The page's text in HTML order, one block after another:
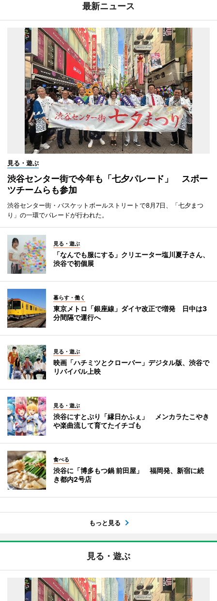
最新ニュース
見る・遊ぶ
渋谷センター街で今年も「七夕パレード」 スポー
ツチームらも参加
渋谷センター街・バスケットボールストリートで8月7日、「七夕まつ
り」の一環でパレードが行われた。
見る・遊ぶ
「なんでも服にする」クリエーター塩川夏子さん、
渋谷で初個展
暮らす・働く
東京メトロ「銀座線」ダイヤ改正で増発 日中は3
分間隔で運行へ
見る・遊ぶ
映画「ハチミツとクローバー」デジタル版、渋谷で
リバイバル上映
見る・遊ぶ
渋谷にすとぷり「縁日かふぇ」 メンカラたこやき
や楽曲流して育てたイチゴも
食べる
渋谷に「博多もつ鍋 前田屋」 福岡発、新宿に続
き都内2号店
もっと見る
見る・遊ぶ